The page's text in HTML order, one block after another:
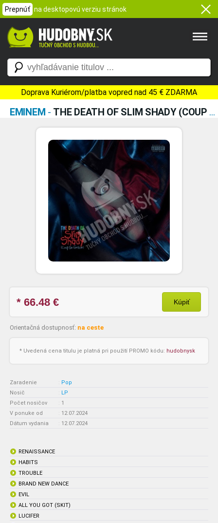
Prepnúť na desktopovú verziu stránok
Doprava Kuriérom/platba vopred nad 45 € ZDARMA
EMINEM - THE DEATH OF SLIM SHADY (COUP DE GRÂCE) - CRAYON VINYL
* 66.48 € Kúpiť
Orientačná dostupnosť: na ceste
* Uvedená cena titulu je platná pri použití PROMO kódu: hudobnysk
Zaradenie : Pop
Nosič
: LP
Počet nosičov
: 1
V ponuke od
: 12.07.2024
Dátum vydania
: 12.07.2024
RENAISSANCE
HABITS
TROUBLE
BRAND NEW DANCE
EVIL
ALL YOU GOT (SKIT)
LUCIFER